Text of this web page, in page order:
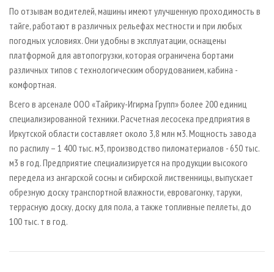
По отзывам водителей, машины имеют улучшенную проходимость в
тайге, работают в различных рельефах местности и при любых
погодных условиях. Они удобны в эксплуатации, оснащены
платформой для автопогрузки, которая ограничена бортами
различных типов с технологическим оборудованием, кабина -
комфортная.
Всего в арсенале ООО «Тайрику-Игирма Групп» более 200 единиц
специализированной техники. Расчетная лесосека предприятия в
Иркутской области составляет около 3,8 млн м3. Мощность завода
по распилу – 1 400 тыс. м3, производство пиломатериалов - 650 тыс.
м3 в год. Предприятие специализируется на продукции высокого
передела из ангарской сосны и сибирской лиственницы, выпускает
обрезную доску транспортной влажности, евровагонку, таруки,
террасную доску, доску для пола, а также топливные пеллеты, до
100 тыс. т в год.